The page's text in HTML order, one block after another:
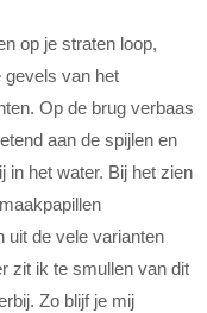
op je straten loop,
gevels van het
Op de brug verbaas
aan de spijlen en
in het water. Bij het zien
uit de vele varianten
zit ik te smullen van dit
Zo blijf je mij